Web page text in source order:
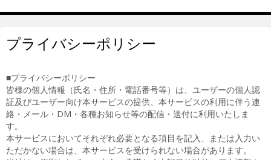
プライバシーポリシー
■プライバシーポリシー
皆様の個人情報（氏名・住所・電話番号等）は、ユーザーの個人認
証及びユーザー向け本サービスの提供、本サービスの利用に伴う連
絡・メール・DM・各種お知らせ等の配信・送付に利用いたしま
す。
本サービスにおいてそれぞれ必要となる項目を記入、または入力い
ただかない場合は、本サービスを受けられない場合があります。